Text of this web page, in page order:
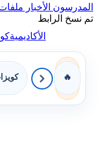
الأخبارملفات
نسخ الرابط
الأكاديمية